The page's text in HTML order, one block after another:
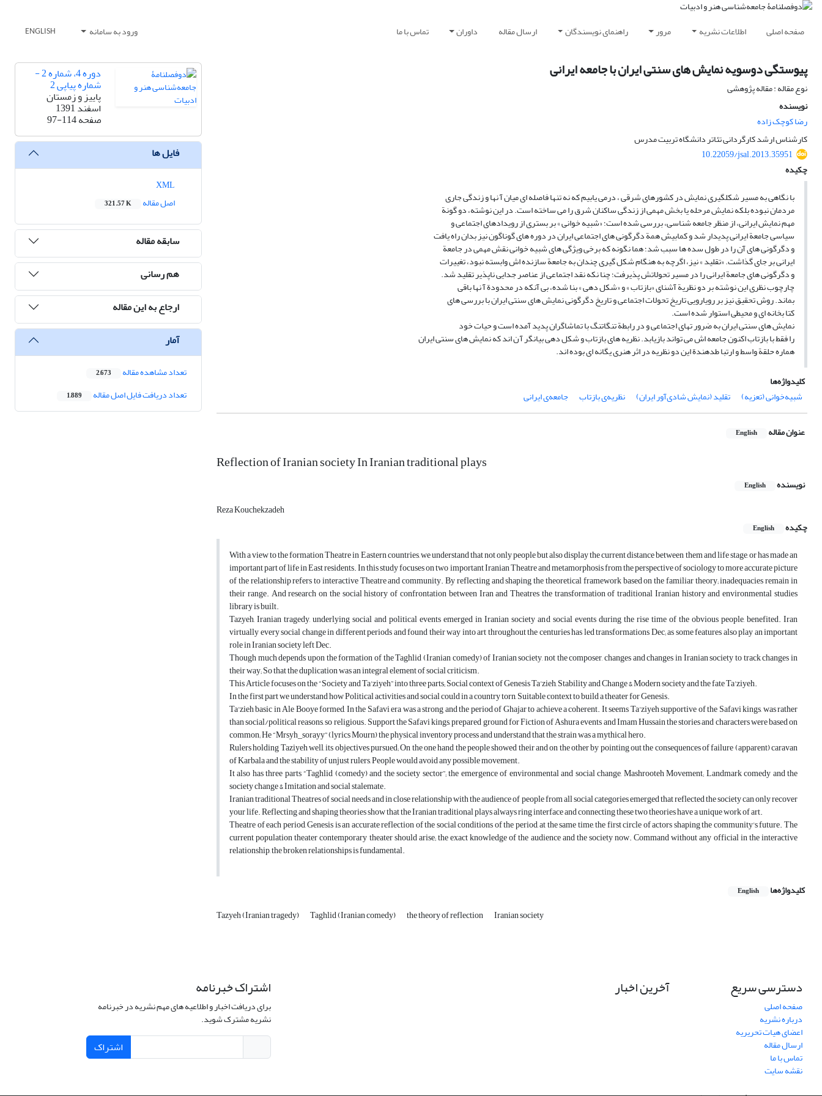
صفحه اصلی اطلاعات نشریه مرور راهنمای نویسندگان ارسال مقاله داوران تماس با ما ورود به سامانه ENGLISH
پیوستگی دوسویه نمایش های سنتی ایران با جامعه ایرانی
نوع مقاله : مقاله پژوهشی
نویسنده
رضا کوچک زاده
کارشناس ارشد کارگردانی تئاتر دانشگاه تربیت مدرس
10.22059/jsal.2013.35951
چکیده
با نگاهی به مسیر شکلگیری نمایش در کشورهای شرقی ، درمی یابیم که نه تنها فاصله ای میان آ نها و زندگی جاری
مردمان نبوده بلکه نمایش مرحله یا بخش مهمی از زندگی ساکنان شرق را می ساخته است. در این نوشته، دو گونة
مهم نمایش ایرانی، از منظر جامعه شناسی، بررسی شده است؛ «شبیه خوانی » بر بستری از رویدادهای اجتماعی و
سیاسی جامعة ایرانی پدیدار شد و کمابیش همة دگرگونی های اجتماعی ایران در دوره های گوناگون نیز بدان راه یافت
و دگرگونی های آن را در طول سده ها سبب شد؛ هما نگونه که برخی ویژگی های شبیه خوانی نقش مهمی در جامعة
ایرانی بر جای گذاشت. «تقلید » نیز، اگرچه به هنگام شکل گیری چندان به جامعة سازنده اش وابسته نبود، تغییرات
و دگرگونی های جامعة ایرانی را در مسیر تحولاتش پذیرفت؛ چنا نکه نقد اجتماعی از عناصر جدایی ناپذیر تقلید شد.
چارچوب نظری این نوشته بر دو نظریة آشنای «بازتاب » و «شکل دهی » بنا شده، بی آنکه در محدودة آ نها باقی
بماند. روش تحقیق نیز بر رویارویی تاریخ تحولات اجتماعی و تاریخ دگرگونی نمایش های سنتی ایران با بررسی های
کتا بخانه ای و محیطی استوار شده است.
نمایش های سنتی ایران به ضرور تهای اجتماعی و در رابطة تنگاتنگ با تماشاگران پدید آمده است و حیات خود
را فقط با بازتاب اکنون جامعه اش می تواند بازیابد. نظریه های بازتاب و شکل دهی بیانگر آ ن اند که نمایش های سنتی ایران
هماره حلقة واسط و ارتبا طدهندة این دو نظریه در اثر هنری یگانه ای بوده اند.
کلیدواژه‌ها
شبیه‌خوانی (تعزیه)
تقلید (نمایش شادی‌آور ایران) نظریه‌ی بازتاب جامعه‌ی ایرانی
عنوان مقاله English
Reflection of Iranian society In Iranian traditional plays
نویسنده English
Reza Kouchekzadeh
چکیده
English
With a view to the formation Theatre in Eastern countries, we understand that not only people but also display the current distance between them and life stage, or has made an
important part of life in East residents. In this study focuses on two important Iranian Theatre and metamorphosis from the perspective of sociology to more accurate picture
of the relationship refers to interactive Theatre and community. By reflecting and shaping the theoretical framework based on the familiar theory; inadequacies remain in
their range. And research on the social history of confrontation between Iran and Theatres the transformation of traditional Iranian history and environmental studies
library is built.
Tazyeh, Iranian tragedy, underlying social and political events emerged in Iranian society and social events during the rise time of the obvious people, benefited. Iran
virtually every social change in different periods and found their way into art throughout the centuries has led transformations Dec; as some features also play an important
role in Iranian society left Dec.
Though much depends upon the formation of the Taghlid (Iranian comedy) of Iranian society, not the composer, changes and changes in Iranian society to track changes in
their way; So that the duplication was an integral element of social criticism.
This Article focuses on the “Society and Ta'ziyeh” into three parts; Social context of Genesis Ta'zieh, Stability and Change & Modern society and the fate Ta'ziyeh.
In the first part we understand how Political activities and social could in a country torn, Suitable context to build a theater for Genesis.
Ta'zieh basic in Ale Booye formed, In the Safavi era was a strong and the period of Ghajar to achieve a coherent. It seems Ta'ziyeh supportive of the Safavi kings, was rather
than social/political reasons, so religious. Support the Safavi kings, prepared ground for Fiction of Ashura events and Imam Hussain the stories and characters were based on
common; He “Mrsyh_sorayy” (lyrics Mourn) the physical inventory process and understand that the strain was a mythical hero.
Rulers holding Taziyeh well, its objectives pursued; On the one hand the people showed their and on the other by pointing out the consequences of failure (apparent) caravan
of Karbala and the stability of unjust rulers, People would avoid any possible movement.
It also has three parts “Taghlid (comedy) and the society sector”; the emergence of environmental and social change, Mashrooteh Movement; Landmark comedy and the
society change & Imitation and social stalemate.
Iranian traditional Theatres of social needs and in close relationship with the audience of people from all social categories emerged that reflected the society can only recover
your life. Reflecting and shaping theories show that the Iranian traditional plays always ring interface and connecting these two theories have a unique work of art.
Theatre of each period, Genesis is an accurate reflection of the social conditions of the period, at the same time, the first circle of actors shaping the community's future. The
current population theater contemporary theater should arise; the exact knowledge of the audience and the society now. Command without any official in the interactive
relationship, the broken relationships is fundamental.
کلیدواژه‌ها English
Tazyeh (Iranian tragedy) Taghlid (Iranian comedy) the theory of reflection Iranian society
دوره 4، شماره 2 -
شماره پیاپی 2
پاییز و زمستان
اسفند 1391
صفحه97-114
فایل ها
اصل مقاله
321.57 K
سابقه مقاله
هم رسانی
ارجاع به این مقاله
آمار
تعداد مشاهده مقاله 2,673
تعداد دریافت فایل اصل مقاله 1,889
دسترسی سریع
صفحه اصلی
درباره نشریه
اعضای هیات تحریریه
ارسال مقاله
تماس با ما
نقشه سایت
آخرین اخبار اشتراک خبرنامه
برای دریافت اخبار و اطلاعیه های مهم نشریه در خبرنامه
نشریه مشترک شوید.
اشتراک